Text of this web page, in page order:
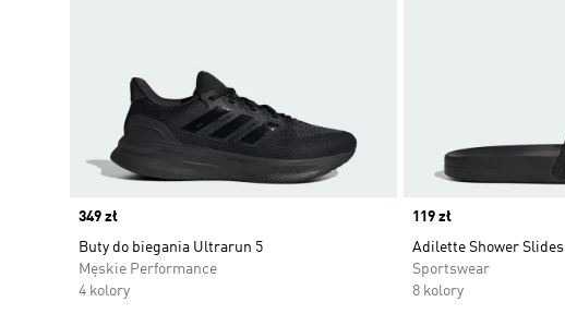
Price
349 zł
Buty do biegania Ultrarun 5
Męskie Performance
4 kolory
Price
119 zł
Adilette Shower Slides
Sportswear
8 kolory